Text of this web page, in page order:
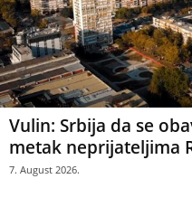
Vulin: Srbija da se
metak neprijateljima
7. August 2026.